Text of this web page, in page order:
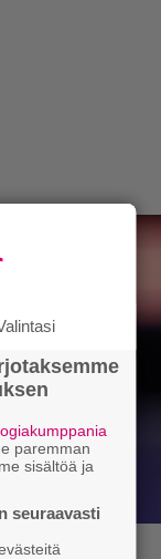
paremman
sisältöä ja
seuraavasti